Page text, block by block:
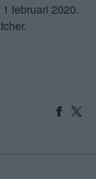
februari 2020.